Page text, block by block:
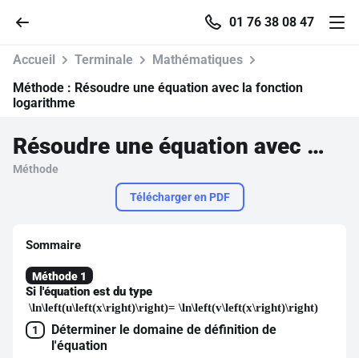
01 76 38 08 47
Parcourir
Se connecter
S'inscrire gratuitement
Pour profiter de 10 contenus offerts.
Accueil Terminale
Mathématiques
Méthode : Résoudre une équation avec la fonction
logarithme
Résoudre une équation avec la fonction logarithme
Méthode
Télécharger en PDF
Sommaire
Méthode 1
Si l'équation est du type
\ln\left(u\left(x\right)\right)= \ln\left(v\left(x\right)\right)
1
Déterminer le domaine de définition de
l'équation